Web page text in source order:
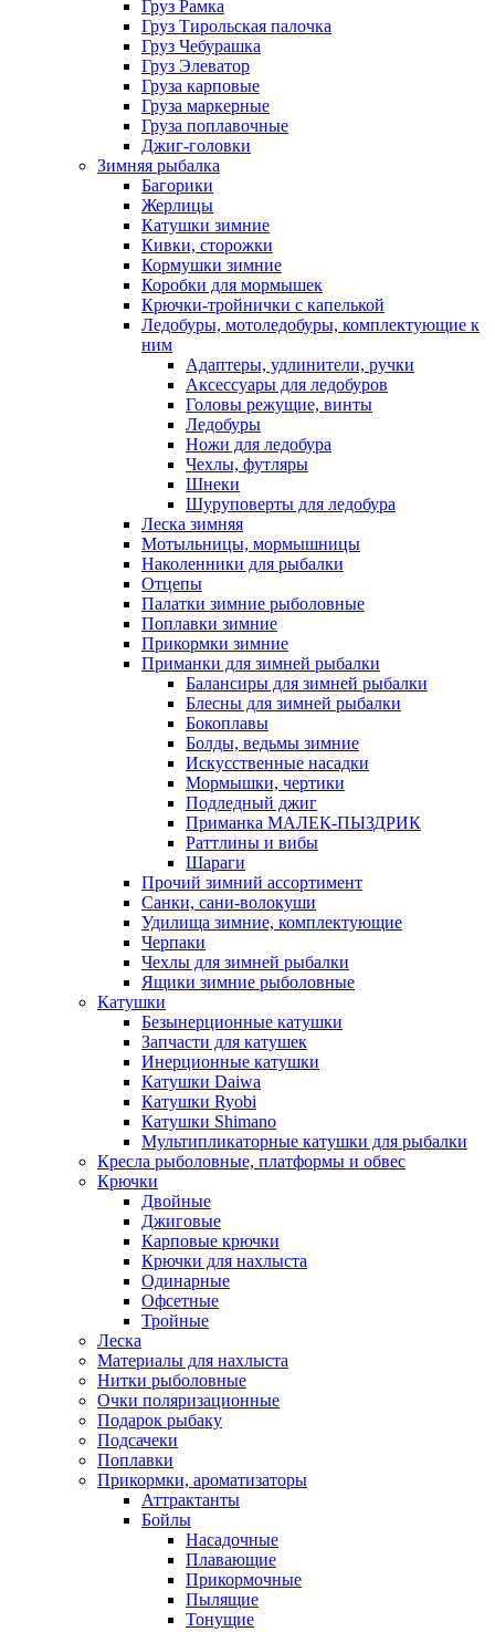
Груз Рамка
Груз Тирольская палочка
Груз Чебурашка
Груз Элеватор
Груза карповые
Груза маркерные
Груза поплавочные
Джиг-головки
Зимняя рыбалка
Багорики
Жерлицы
Катушки зимние
Кивки, сторожки
Кормушки зимние
Коробки для мормышек
Крючки-тройнички с капелькой
Ледобуры, мотоледобуры, комплектующие к
ним
Адаптеры, удлинители, ручки
Аксессуары для ледобуров
Головы режущие, винты
Ледобуры
Ножи для ледобура
Чехлы, футляры
Шнеки
Шуруповерты для ледобура
Леска зимняя
Мотыльницы, мормышницы
Наколенники для рыбалки
Отцепы
Палатки зимние рыболовные
Поплавки зимние
Прикормки зимние
Приманки для зимней рыбалки
Балансиры для зимней рыбалки
Блесны для зимней рыбалки
Бокоплавы
Болды, ведьмы зимние
Искусственные насадки
Мормышки, чертики
Подледный джиг
Приманка МАЛЕК-ПЫЗДРИК
Раттлины и вибы
Шараги
Прочий зимний ассортимент
Санки, сани-волокуши
Удилища зимние, комплектующие
Черпаки
Чехлы для зимней рыбалки
Ящики зимние рыболовные
Катушки
Безынерционные катушки
Запчасти для катушек
Инерционные катушки
Катушки Daiwa
Катушки Ryobi
Катушки Shimano
Мультипликаторные катушки для рыбалки
Кресла рыболовные, платформы и обвес
Крючки
Двойные
Джиговые
Карповые крючки
Крючки для нахлыста
Одинарные
Офсетные
Тройные
Леска
Материалы для нахлыста
Нитки рыболовные
Очки поляризационные
Подарок рыбаку
Подсачеки
Поплавки
Прикормки, ароматизаторы
Аттрактанты
Бойлы
Насадочные
Плавающие
Прикормочные
Пылящие
Тонущие